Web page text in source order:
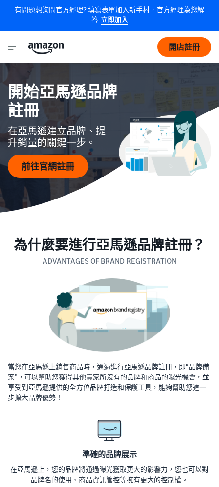
有問題想詢問官方經理? 填寫表單加入新手村，官方經理為您解
答 立即加入
開店註冊
開始亞馬遜品牌
註冊
在亞馬遜建立品牌、提
升銷量的關鍵一步。
前往官網註冊
為什麼要進行亞馬遜品牌註冊？
ADVANTAGES OF BRAND REGISTRATION
當您在亞馬遜上銷售商品時，通過進行亞馬遜品牌註冊，即“品牌備
案”，可以幫助您獲得其他賣家所沒有的品牌和商品的曝光機會，並
享受到亞馬遜提供的全方位品牌打造和保護工具，能夠幫助您進一
步擴大品牌優勢！
準確的品牌展示
在亞馬遜上，您的品牌將通過曝光獲取更大的影響力，您也可以對
品牌名的使用、商品資訊管控等擁有更大的控制權。